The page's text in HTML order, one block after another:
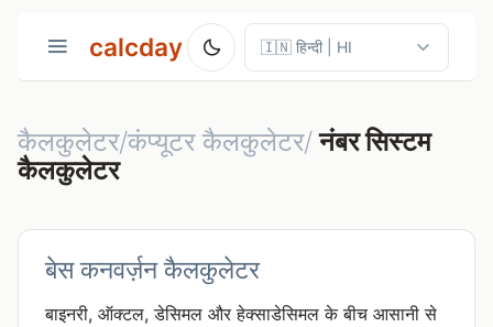
calcday
कैलकुलेटर/कंप्यूटर कैलकुलेटर/नंबर सिस्टम
कैलकुलेटर
बेस कनवर्ज़न कैलकुलेटर
बाइनरी, ऑक्टल, डेसिमल और हेक्साडेसिमल के बीच आसानी से